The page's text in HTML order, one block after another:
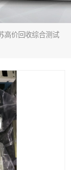
高价回收综合测试
仪